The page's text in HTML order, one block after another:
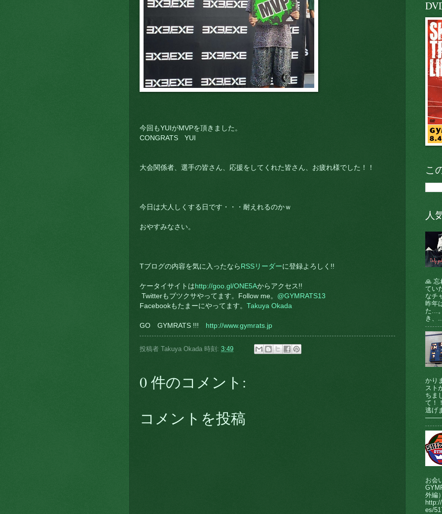
今回もYUIがMVPを頂きました。
CONGRATS YUI
大会関係者、選手の皆さん、応援をしてくれた皆さん、お疲れ様でした！！
今日は大人しくする日です・・・耐えれるのかｗ
おやすみなさい。
Tブログの内容を気に入ったなら RSSリーダーに登録よろしく!!
ケータイサイトは http://goo.gl/ONE5Aからアクセス!!
Twitterもブツクサやってます。Follow me。 @GYMRATS13
Facebookもたまーにやってます。 Takuya Okada
GO GYMRATS !!! http://www.gymrats.jp
投稿者 Takuya Okada 時刻: 3:49
0 件のコメント:
コメントを投稿
こ
人
🙏 忘
てい
なチ
昨年
た…
き、
かり
スト
ちま
て！
逃げ
お会
外編
es/